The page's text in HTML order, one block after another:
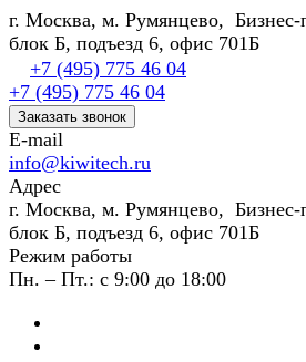
г. Москва, м. Румянцево, Бизнес-
блок Б, подъезд 6, офис 701Б
+7 (495) 775 46 04
+7 (495) 775 46 04
Заказать звонок
E-mail
info@kiwitech.ru
Адрес
г. Москва, м. Румянцево, Бизнес-
блок Б, подъезд 6, офис 701Б
Режим работы
Пн. – Пт.: с 9:00 до 18:00